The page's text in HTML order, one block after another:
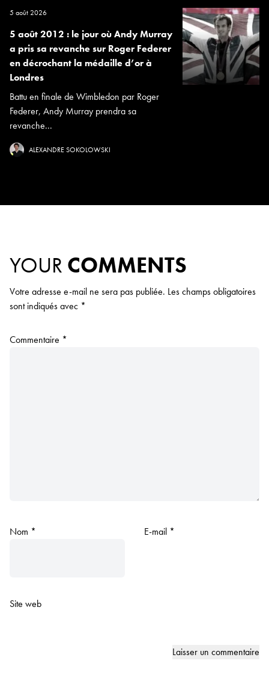
5 août 2026
5 août 2012 : le jour où Andy Murray
a pris sa revanche sur Roger Federer
en décrochant la médaille d’or à
Londres
Battu en finale de Wimbledon par Roger
Federer, Andy Murray prendra sa
revanche...
ALEXANDRE SOKOLOWSKI
YOUR COMMENTS
Votre adresse e-mail ne sera pas publiée. Les champs obligatoires
sont indiqués avec *
Commentaire *
Nom * E-mail *
Site web